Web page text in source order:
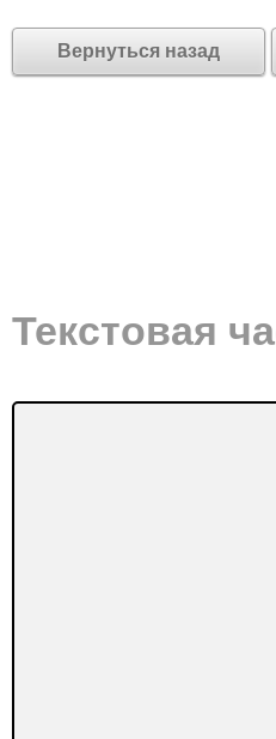
Вернуться назад
Текстовая